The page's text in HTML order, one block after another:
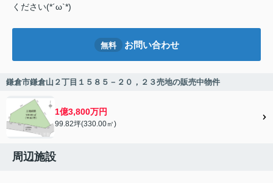
ください(*´ω`*)
無料 お問い合わせ
鎌倉市鎌倉山２丁目１５８５－２０，２３売地の販売中物件
1億3,800万円
99.82坪(330.00㎡)
周辺施設